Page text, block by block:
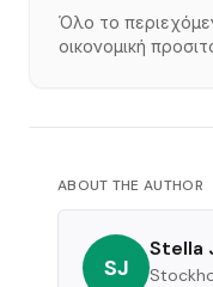
Όλο το
οικονομική
ABOUT THE AUTHOR
SJ
Stella